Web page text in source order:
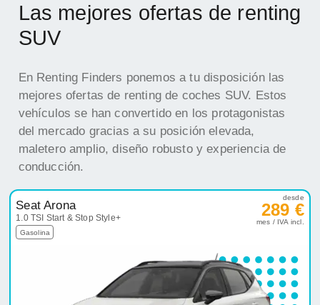
Las mejores ofertas de renting
SUV
En Renting Finders ponemos a tu disposición las
mejores ofertas de renting de coches SUV. Estos
vehículos se han convertido en los protagonistas
del mercado gracias a su posición elevada,
maletero amplio, diseño robusto y experiencia de
conducción.
Seat Arona
1.0 TSI Start & Stop Style+
Gasolina
desde
289 €
mes / IVA incl.